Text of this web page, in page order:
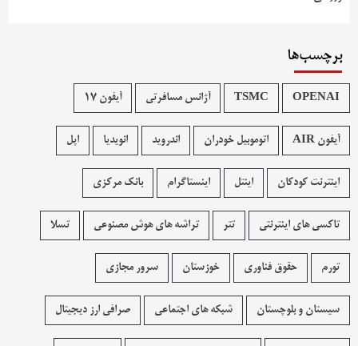
برچسب‌ها
OPENAI
TSMC آژانس مسافرتی آیفون 17
آیفون AIR اتوموبیل خودران اندروید انویدیا اپل
اینترنت کودکان اینتل اینستاگرام بانک مرکزی
تاکسی های اینترنتی تتر تراشه های هوش مصنوعی تسلا
تورم حقوق فناوری خوزستان سرور مجازی
سیستان و بلوچستان شبکه های اجتماعی صرافی ارز دیجیتال